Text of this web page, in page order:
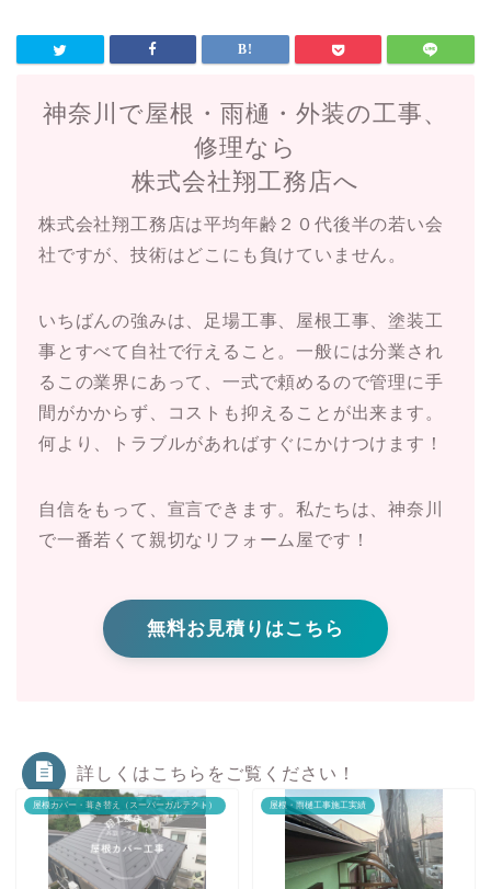
神奈川で屋根・雨樋・外装の工事、
修理なら
株式会社翔工務店へ
株式会社翔工務店は平均年齢２０代後半の若い会
社ですが、技術はどこにも負けていません。
いちばんの強みは、足場工事、屋根工事、塗装工
事とすべて自社で行えること。一般には分業され
るこの業界にあって、一式で頼めるので管理に手
間がかからず、コストも抑えることが出来ます。
何より、トラブルがあればすぐにかけつけます！
自信をもって、宣言できます。私たちは、神奈川
で一番若くて親切なリフォーム屋です！
無料お見積りはこちら
詳しくはこちらをご覧ください！
屋根カバー・葺き替え（スーパーガルテクト） 屋根・雨樋工事施工実績